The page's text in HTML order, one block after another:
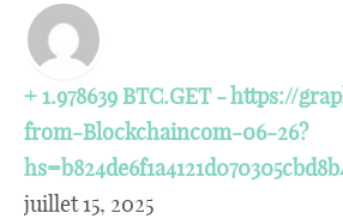
+ 1.978639 BTC.GET - https://
from-Blockchaincom-06-26?
juillet 15, 2025